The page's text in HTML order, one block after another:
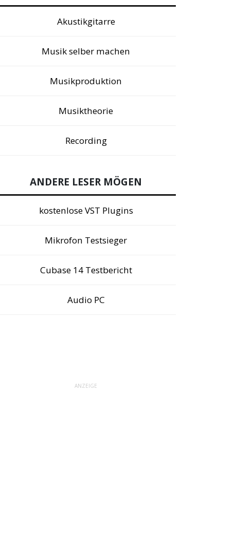
Akustikgitarre
Musik selber machen
Musikproduktion
Musiktheorie
Recording
ANDERE LESER MÖGEN
kostenlose VST Plugins
Mikrofon Testsieger
Cubase 14 Testbericht
Audio PC
ANZEIGE